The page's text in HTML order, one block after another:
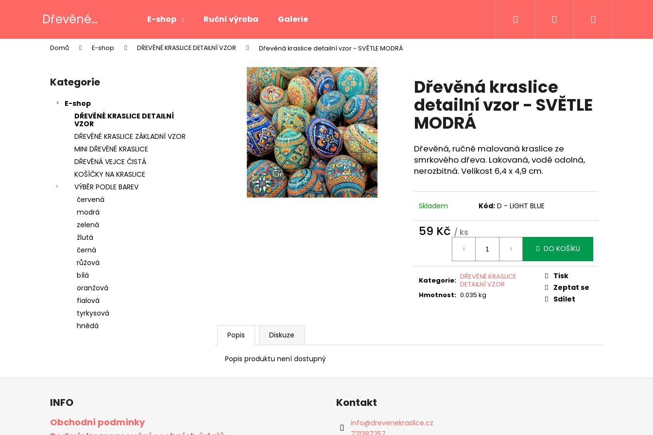
Dřevěné E-shop Ruční výroba Galerie Přihlášení
Domů E-shop DŘEVĚNÉ KRASLICE DETAILNÍ VZOR Dřevěná kraslice detailní vzor - SVĚTLE MODRÁ
Přeskočit
kategorie
Kategorie
E-shop
DŘEVĚNÉ KRASLICE DETAILNÍ
VZOR
DŘEVĚNÉ KRASLICE ZÁKLADNÍ VZOR
MINI DŘEVĚNÉ KRASLICE
DŘEVĚNÁ VEJCE ČISTÁ
KOŠÍČKY NA KRASLICE
VÝBĚR PODLE BAREV
červená
modrá
zelená
žlutá
černá
růžová
bílá
oranžová
fialová
tyrkysová
hnědá
Dřevěná kraslice
detailní vzor - SVĚTLE
MODRÁ
Dřevěná, ručně malovaná kraslice ze
smrkového dřeva. Lakovaná, vodě odolná,
nerozbitná. Velikost 6,4 x 4,9 cm.
Skladem Kód: D - LIGHT BLUE
59 Kč / ks
DO KOŠÍKU
Kategorie: DŘEVĚNÉ KRASLICE
DETAILNÍ VZOR
Hmotnost: 0.035 kg
Tisk
Zeptat se
Sdílet
Popis Diskuze
Popis produktu není dostupný
í
Zpět
do
obchodu
Zpět
do
obchodu
Co potřebujete najít?
HLEDAT
Doporučujeme
Z
INFO
Obchodní podmínky
Kontakt
info@drevenekraslice.cz